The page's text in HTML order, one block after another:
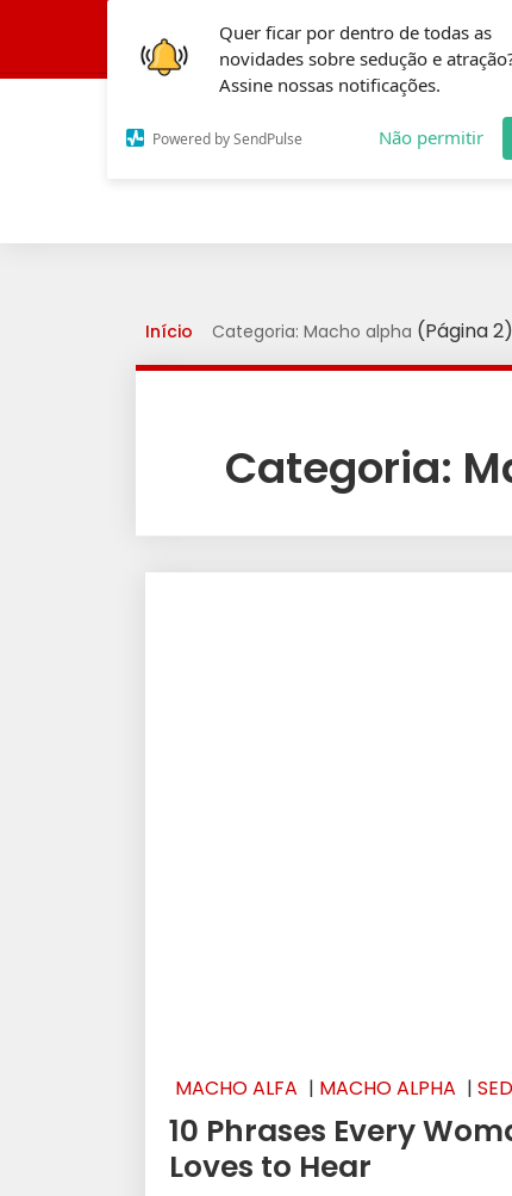
Quer ficar por dentro de todas as
novidades sobre sedução e
Assine nossas notificações.
Powered by SendPulse Não permitir
Conheça a
Início Categoria: Macho alpha (Página 2)
Categoria:
MACHO ALFA | MACHO ALPHA |
10 Phrases Every
Loves to Hear